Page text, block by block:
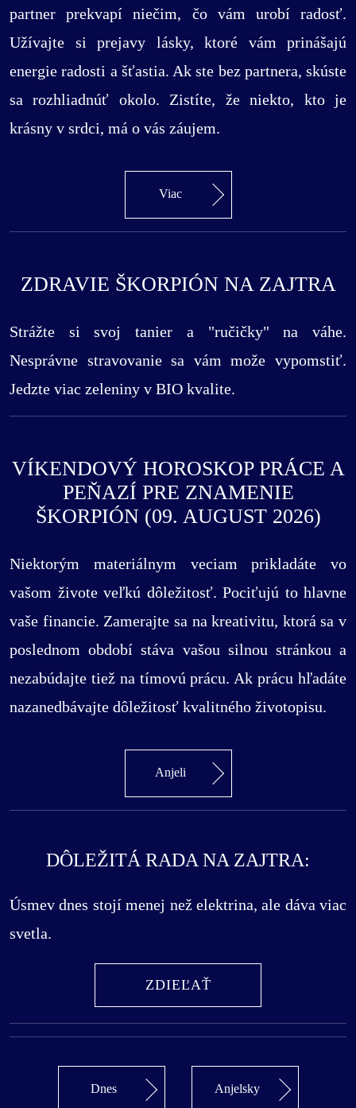
partner prekvapí niečim, čo vám urobí radosť.
Užívajte si prejavy lásky, ktoré vám prinášajú
energie radosti a šťastia. Ak ste bez partnera, skúste
sa rozhliadnúť okolo. Zistíte, že niekto, kto je
krásny v srdci, má o vás záujem.
Viac
ZDRAVIE ŠKORPIÓN NA ZAJTRA
Strážte si svoj tanier a "ručičky" na váhe.
Nesprávne stravovanie sa vám može vypomstiť.
Jedzte viac zeleniny v BIO kvalite.
VÍKENDOVÝ HOROSKOP PRÁCE A
PEŇAZÍ PRE ZNAMENIE
ŠKORPIÓN (09. AUGUST 2026)
Niektorým materiálnym veciam prikladáte vo
vašom živote veľkú dôležitosť. Pociťujú to hlavne
vaše financie. Zamerajte sa na kreativitu, ktorá sa v
poslednom období stáva vašou silnou stránkou a
nezabúdajte tiež na tímovú prácu. Ak prácu hľadáte
nazanedbávajte dôležitosť kvalitného životopisu.
Anjeli
DÔLEŽITÁ RADA NA ZAJTRA:
Úsmev dnes stojí menej než elektrina, ale dáva viac
svetla.
ZDIEĽAŤ
Dnes Anjelsky